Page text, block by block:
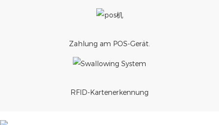
Zahlung am POS-Gerät.
RFID-Kartenerkennung